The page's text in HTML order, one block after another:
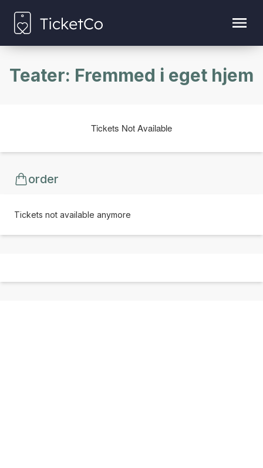
Teater: Fremmed i eget hjem
Tickets Not Available
order
Tickets not available anymore